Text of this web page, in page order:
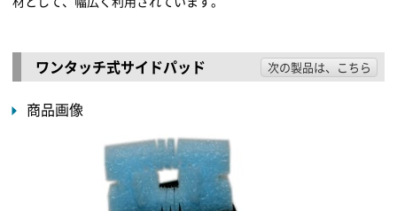
ワンタッチ式サイドパッド 次の製品は、こちら
商品画像